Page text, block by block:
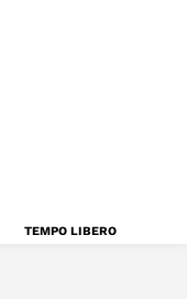
TEMPO LIBERO